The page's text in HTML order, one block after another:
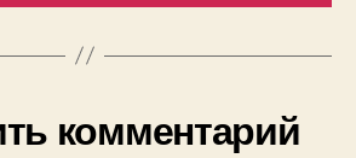
комментарий